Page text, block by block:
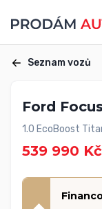
Seznam vozů
Ford Focus
1.0 EcoBoost
539 990 Kč